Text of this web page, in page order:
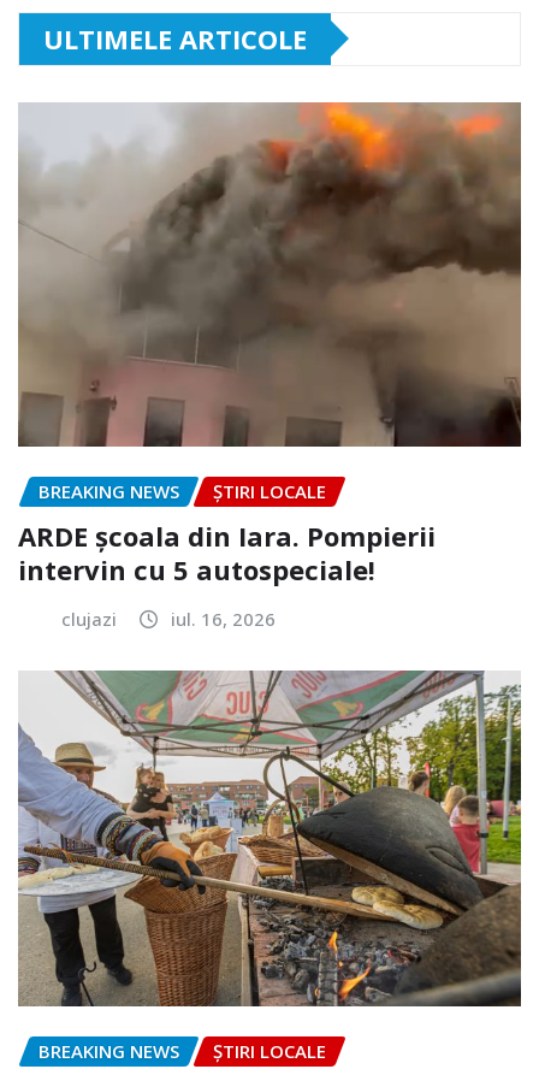
ULTIMELE ARTICOLE
BREAKING NEWS ȘTIRI LOCALE
ARDE școala din Iara. Pompierii
intervin cu 5 autospeciale!
clujazi iul. 16, 2026
BREAKING NEWS ȘTIRI LOCALE